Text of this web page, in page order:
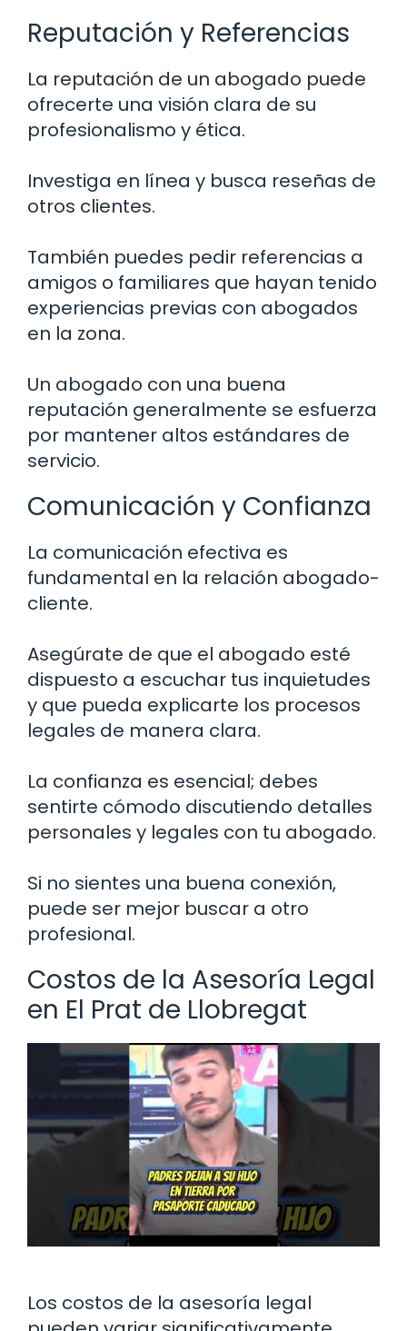
Reputación y Referencias
La reputación de un abogado puede
ofrecerte una visión clara de su
profesionalismo y ética.
Investiga en línea y busca reseñas de
otros clientes.
También puedes pedir referencias a
amigos o familiares que hayan tenido
experiencias previas con abogados
en la zona.
Un abogado con una buena
reputación generalmente se esfuerza
por mantener altos estándares de
servicio.
Comunicación y Confianza
La comunicación efectiva es
fundamental en la relación abogado-
cliente.
Asegúrate de que el abogado esté
dispuesto a escuchar tus inquietudes
y que pueda explicarte los procesos
legales de manera clara.
La confianza es esencial; debes
sentirte cómodo discutiendo detalles
personales y legales con tu abogado.
Si no sientes una buena conexión,
puede ser mejor buscar a otro
profesional.
Costos de la Asesoría Legal
en El Prat de Llobregat
Los costos de la asesoría legal